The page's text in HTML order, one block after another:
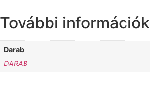
További információk
Darab
DARAB